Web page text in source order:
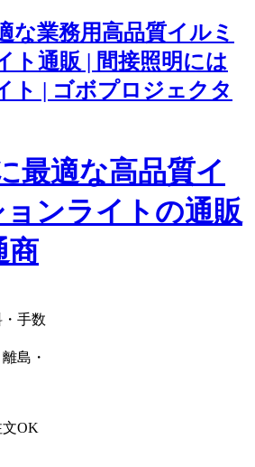
な業務用高品質イルミ
ト通販 | 間接照明には
ト | ゴボプロジェクタ
島・
OK